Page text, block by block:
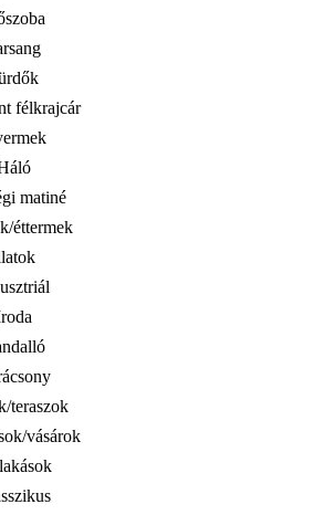
félkrajcár
matiné
éttermek
teraszok
vásárok